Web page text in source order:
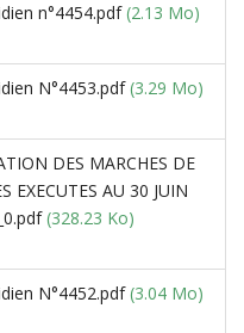
n°4454.pdf (2.13 Mo)
N°4453.pdf (3.29 Mo)
DES MARCHES DE
EXECUTES AU 30 JUIN
(328.23 Ko)
N°4452.pdf (3.04 Mo)